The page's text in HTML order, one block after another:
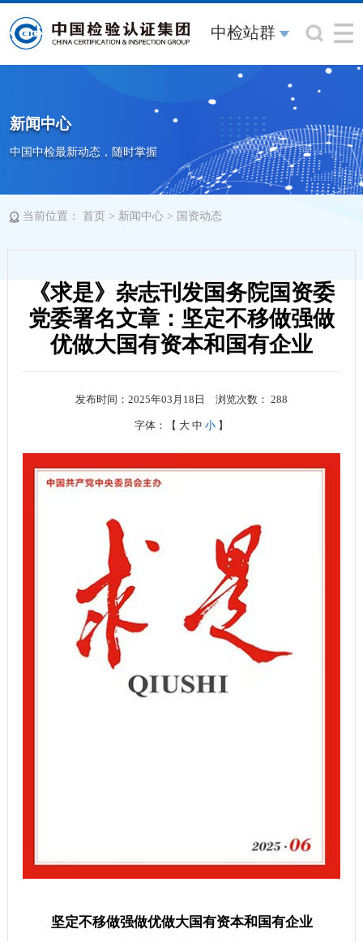
中检站群
新闻中心
中国中检最新动态，随时掌握
当前位置： 首页> 新闻中心> 国资动态
《求是》杂志刊发国务院国资委
党委署名文章：坚定不移做强做
优做大国有资本和国有企业
发布时间：2025年03月18日 浏览次数：288
字体：【 大 中 小 】
坚定不移做强做优做大国有资本和国有企业